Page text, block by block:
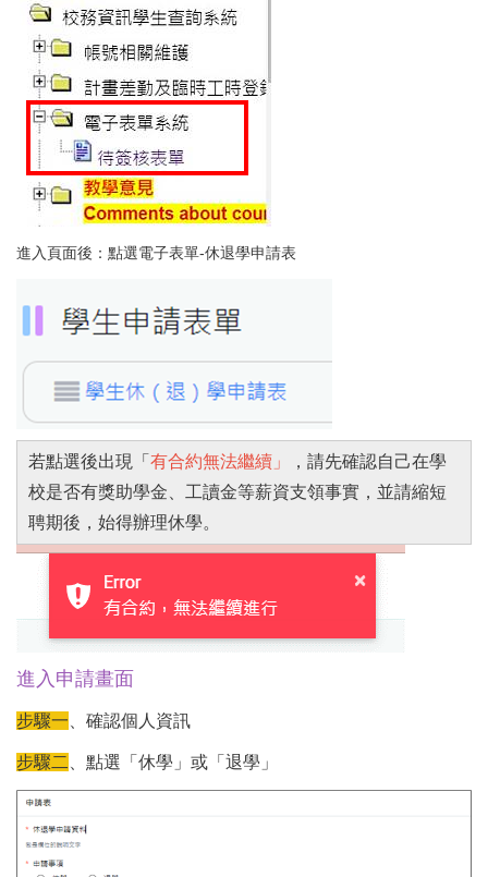
進入頁面後：點選電子表單-休退學申請表
若點選後出現「 有合約無法繼續」
，請先確認自己在學
校是否有獎助學金、工讀金等薪資支領事實，並請縮短
聘期後，始得辦理休學。
進入申請畫面
步驟一 、確認個人資訊
步驟二 、點選「休學」或「退學」